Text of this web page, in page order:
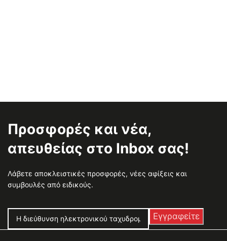
Προσφορές και νέα,
απευθείας στο Inbox σας!
Λάβετε αποκλειστικές προσφορές, νέες αφίξεις και
συμβουλές από ειδικούς.